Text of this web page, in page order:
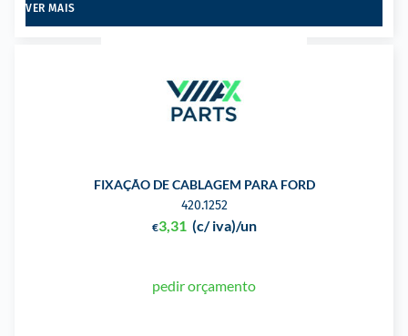
VER MAIS
FIXAÇÃO DE CABLAGEM PARA FORD
420.1252
€3,31 (c/ iva)/un
pedir orçamento